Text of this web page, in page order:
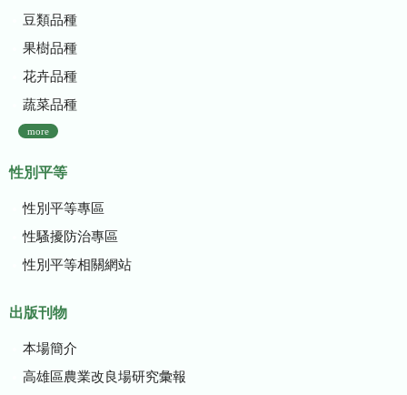
豆類品種
果樹品種
花卉品種
蔬菜品種
more
性別平等
性別平等專區
性騷擾防治專區
性別平等相關網站
出版刊物
本場簡介
高雄區農業改良場研究彙報